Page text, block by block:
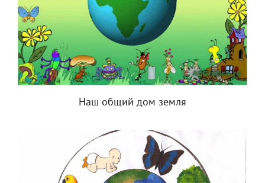
Наш общий дом земля